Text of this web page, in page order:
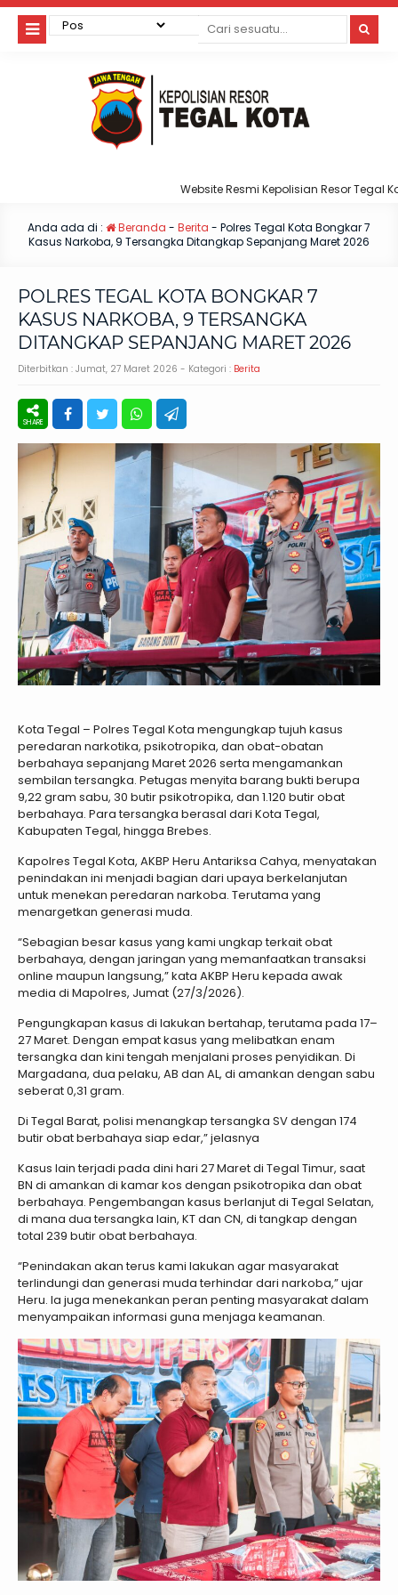
Website Resmi Kepolisian Resor Tegal Kota
Anda ada di : Beranda - Berita - Polres Tegal Kota Bongkar 7
Kasus Narkoba, 9 Tersangka Ditangkap Sepanjang Maret 2026
POLRES TEGAL KOTA BONGKAR 7
KASUS NARKOBA, 9 TERSANGKA
DITANGKAP SEPANJANG MARET 2026
Diterbitkan : Jumat, 27 Maret 2026 - Kategori : Berita
Kota Tegal – Polres Tegal Kota mengungkap tujuh kasus
peredaran narkotika, psikotropika, dan obat-obatan
berbahaya sepanjang Maret 2026 serta mengamankan
sembilan tersangka. Petugas menyita barang bukti berupa
9,22 gram sabu, 30 butir psikotropika, dan 1.120 butir obat
berbahaya. Para tersangka berasal dari Kota Tegal,
Kabupaten Tegal, hingga Brebes.
Kapolres Tegal Kota, AKBP Heru Antariksa Cahya, menyatakan
penindakan ini menjadi bagian dari upaya berkelanjutan
untuk menekan peredaran narkoba. Terutama yang
menargetkan generasi muda.
“Sebagian besar kasus yang kami ungkap terkait obat
berbahaya, dengan jaringan yang memanfaatkan transaksi
online maupun langsung,” kata AKBP Heru kepada awak
media di Mapolres, Jumat (27/3/2026).
Pengungkapan kasus di lakukan bertahap, terutama pada 17–
27 Maret. Dengan empat kasus yang melibatkan enam
tersangka dan kini tengah menjalani proses penyidikan. Di
Margadana, dua pelaku, AB dan AL, di amankan dengan sabu
seberat 0,31 gram.
Di Tegal Barat, polisi menangkap tersangka SV dengan 174
butir obat berbahaya siap edar,” jelasnya
Kasus lain terjadi pada dini hari 27 Maret di Tegal Timur, saat
BN di amankan di kamar kos dengan psikotropika dan obat
berbahaya. Pengembangan kasus berlanjut di Tegal Selatan,
di mana dua tersangka lain, KT dan CN, di tangkap dengan
total 239 butir obat berbahaya.
“Penindakan akan terus kami lakukan agar masyarakat
terlindungi dan generasi muda terhindar dari narkoba,” ujar
Heru. Ia juga menekankan peran penting masyarakat dalam
menyampaikan informasi guna menjaga keamanan.